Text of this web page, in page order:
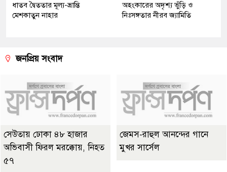
ধাতব দ্বৈততার মূল্য-ভ্রান্তি
মেশকাতুন নাহার
অহংকারের অদৃশ্য ভুঁড়ি ও
নিঃসঙ্গতার নীরব জ্যামিতি
জনপ্রিয় সংবাদ
সেউতায় ঢোকা ৪৮ হাজার
অভিবাসী ফিরল মরক্কোয়, নিহত
৫৭
জেমস-রাহুল আনন্দের গানে
মুখর সার্সেল